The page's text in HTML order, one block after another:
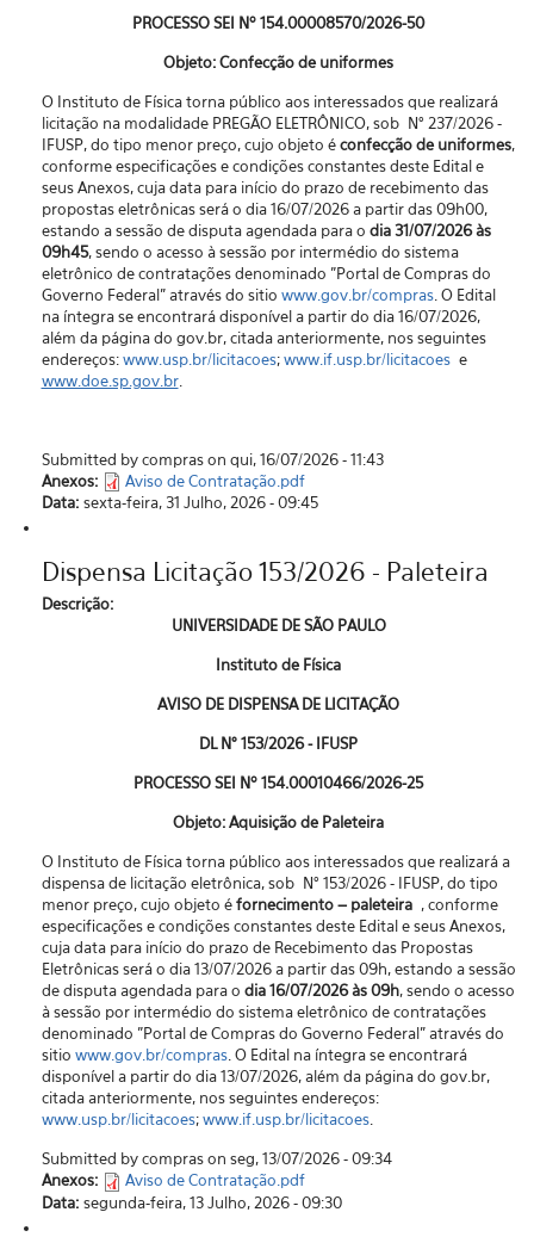
PROCESSO SEI Nº 154.00008570/2026-50
Objeto: Confecção de uniformes
O Instituto de Física torna público aos interessados que realizará
licitação na modalidade PREGÃO ELETRÔNICO, sob N° 237/2026 -
IFUSP, do tipo menor preço, cujo objeto éconfecção de uniformes,
conforme especificações e condições constantes deste Edital e
seus Anexos, cuja data para início do prazo de recebimento das
propostas eletrônicas será o dia 16/07/2026 a partir das 09h00,
estando a sessão de disputa agendada para o dia 31/07/2026 às
09h45, sendo o acesso à sessão por intermédio do sistema
eletrônico de contratações denominado "Portal de Compras do
Governo Federal” através do sitio www.gov.br/compras. O Edital
na íntegra se encontrará disponível a partir do dia 16/07/2026,
além da página do gov.br, citada anteriormente, nos seguintes
endereços:www.usp.br/licitacoes;www.if.usp.br/licitacoese
www.doe.sp.gov.br.
Submitted by compras on qui, 16/07/2026 - 11:43
Anexos:
Aviso de Contratação.pdf
Data: sexta-feira, 31 Julho, 2026 - 09:45
Dispensa Licitação 153/2026 - Paleteira
Descrição:
UNIVERSIDADE DE SÃO PAULO
Instituto de Física
AVISO DE DISPENSA DE LICITAÇÃO
DL N° 153/2026 - IFUSP
PROCESSO SEI Nº 154.00010466/2026-25
Objeto: Aquisição de Paleteira
O Instituto de Física torna público aos interessados que realizará a
dispensa de licitação eletrônica, sob N° 153/2026 - IFUSP, do tipo
menor preço, cujo objeto éfornecimento – paleteira, conforme
especificações e condições constantes deste Edital e seus Anexos,
cuja data para início do prazo de Recebimento das Propostas
Eletrônicas será o dia 13/07/2026 a partir das 09h, estando a sessão
de disputa agendada para o dia 16/07/2026 às 09h, sendo o acesso
à sessão por intermédio do sistema eletrônico de contratações
denominado "Portal de Compras do Governo Federal” através do
sitio www.gov.br/compras. O Edital na íntegra se encontrará
disponível a partir do dia 13/07/2026, além da página do gov.br,
citada anteriormente, nos seguintes endereços:
www.usp.br/licitacoes;www.if.usp.br/licitacoes.
Submitted by compras on seg, 13/07/2026 - 09:34
Anexos:
Aviso de Contratação.pdf
Data: segunda-feira, 13 Julho, 2026 - 09:30